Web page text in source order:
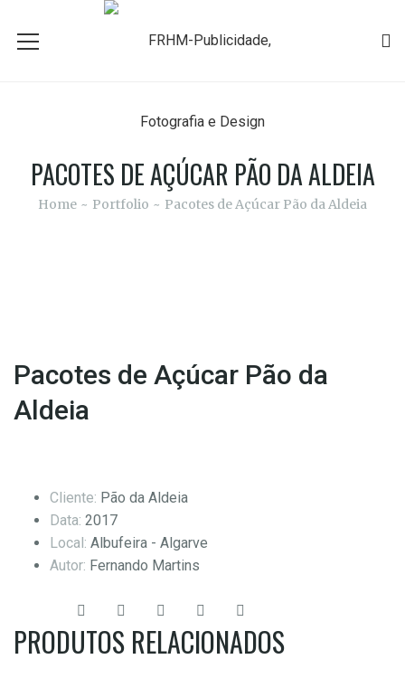
PACOTES DE AÇÚCAR PÃO DA ALDEIA
Home Portfolio Pacotes de Açúcar Pão da Aldeia
Pacotes de Açúcar Pão da
Aldeia
Cliente: Pão da Aldeia
Data: 2017
Local: Albufeira - Algarve
Autor: Fernando Martins
PRODUTOS RELACIONADOS